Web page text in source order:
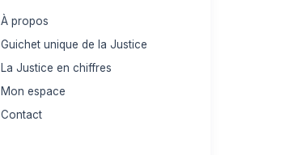
À propos
Guichet unique de la Justice
La Justice en chiffres
Mon espace
Contact